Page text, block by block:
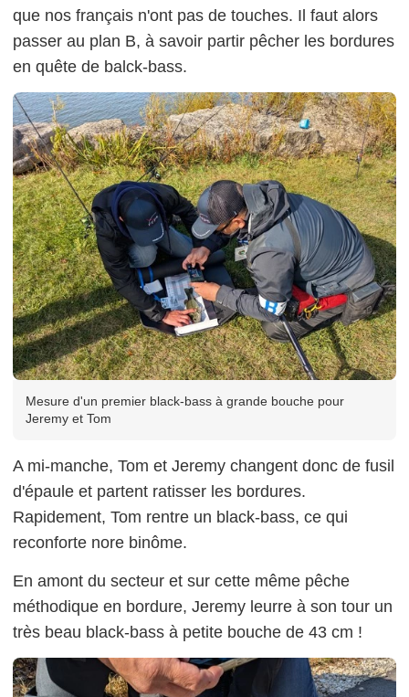
que nos français n'ont pas de touches. Il faut alors
passer au plan B, à savoir partir pêcher les bordures
en quête de balck-bass.
Mesure d'un premier black-bass à grande bouche pour
Jeremy et Tom
A mi-manche, Tom et Jeremy changent donc de fusil
d'épaule et partent ratisser les bordures.
Rapidement, Tom rentre un black-bass, ce qui
reconforte nore binôme.
En amont du secteur et sur cette même pêche
méthodique en bordure, Jeremy leurre à son tour un
très beau black-bass à petite bouche de 43 cm !